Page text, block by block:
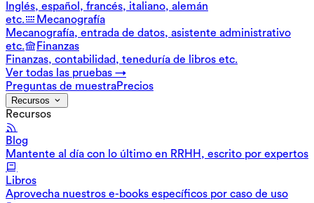
Inglés, español, francés, italiano, alemán
etc.
Mecanografía
Mecanografía, entrada de datos, asistente administrativo
etc.
Finanzas
Finanzas, contabilidad, teneduría de libros etc.
Ver todas las pruebas →
Preguntas de muestraPrecios
Recursos
Recursos
Blog
Mantente al día con lo último en RRHH, escrito por expertos
Libros
Aprovecha nuestros e-books específicos por caso de uso